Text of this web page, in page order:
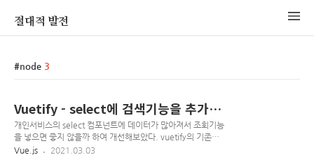
절대적 발전
node 3
Vuetify - select에 검색기능을 추가하
려면? autocomplete
개인서비스의 select 컴포넌트에 데이터가 많아져서 조회기능
을 넣으면 좋지 않을까 하여 개선해보았다. vuetify의 기존
select 컴포넌트는 다음과 같은데 ... ... 위와 같은 모습으로 나
Vue.js 2021.03.03